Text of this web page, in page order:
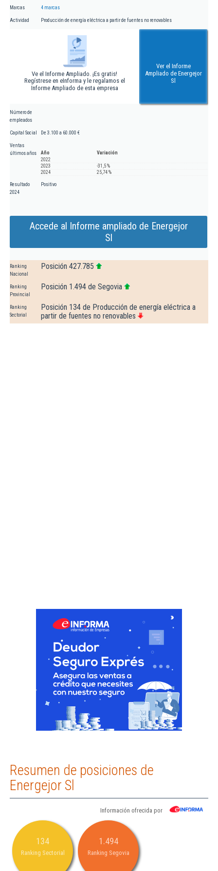
Marcas 4 marcas
Actividad Producción de energía eléctrica a partir de fuentes no renovables
Ve el Informe Ampliado. ¡Es gratis!
Regístrese en eInforma y le regalamos el
Informe Ampliado de esta empresa
Ver el Informe
Ampliado de Energejor
Sl
Número de
empleados
Capital Social De 3.100 a 60.000 €
Ventas
últimos años
Año
Variación
2022
2023
-31,5 %
2024
25,74 %
Resultado
2024
Positivo
Accede al Informe ampliado de Energejor
Sl
Ranking
Nacional
Posición 427.785
Ranking
Provincial
Posición 1.494 de Segovia
Ranking
Sectorial
Posición 134 de Producción de energía eléctrica a
partir de fuentes no renovables
Resumen de posiciones de
Energejor Sl
Información ofrecida por
134
Ranking Sectorial
1.494
Ranking Segovia